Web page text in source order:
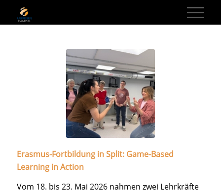
Erasmus-Fortbildung in Split: Game-Based
Learning in Action
Vom 18. bis 23. Mai 2026 nahmen zwei Lehrkräfte